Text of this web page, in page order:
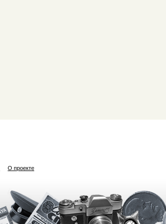
О проекте